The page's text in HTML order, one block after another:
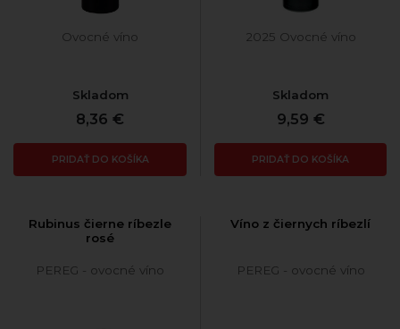
Ovocné víno
Skladom
8,36 €
PRIDAŤ DO KOŠÍKA
2025 Ovocné víno
Skladom
9,59 €
PRIDAŤ DO KOŠÍKA
Rubinus čierne ríbezle
rosé
PEREG - ovocné víno
Víno z čiernych ríbezlí
PEREG - ovocné víno